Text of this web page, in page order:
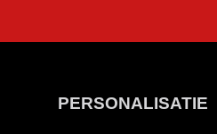
PERSONALISATIE